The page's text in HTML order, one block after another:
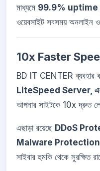
মাধ্যমে 99.9%
ওয়েবসাইট সবসময় অনলাইন ও
10x Faster
BD IT CENTER ব্যবহার
LiteSpeed Server,
আপনার সাইটকে 10x দ্রুত
এছাড়া রয়েছে DDoS
Malware Protection
সাইবার হুমকি থেকে সুরক্ষিত